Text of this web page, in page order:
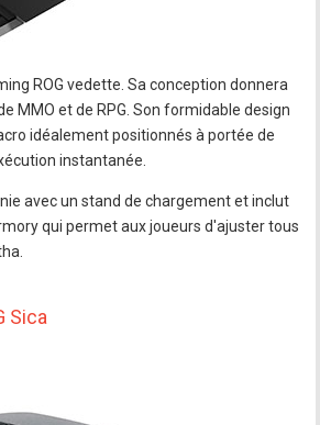
ROG vedette. Sa conception donnera
MMO et de RPG. Son formidable design
idéalement positionnés à portée de
instantanée.
avec un stand de chargement et inclut
qui permet aux joueurs d'ajuster tous
Sica